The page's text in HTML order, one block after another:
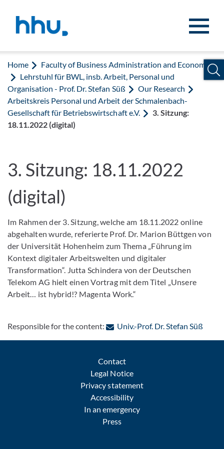
Home
Faculty of Business Administration and Economics
Lehrstuhl für BWL, insb. Arbeit, Personal und
Organisation - Prof. Dr. Stefan Süß
Our Research
Arbeitskreis Personal und Arbeit der Schmalenbach-
Gesellschaft für Betriebswirtschaft e.V.
3. Sitzung:
18.11.2022 (digital)
3. Sitzung: 18.11.2022
(digital)
Im Rahmen der 3. Sitzung, welche am 18.11.2022 online
abgehalten wurde, referierte Prof. Dr. Marion Büttgen von
der Universität Hohenheim zum Thema „Führung im
Kontext digitaler Arbeitswelten und digitaler
Transformation“. Jutta Schindera von der Deutschen
Telekom AG hielt einen Vortrag mit dem Titel „Unsere
Arbeit… ist hybrid!? Magenta Work.“
Responsible for the content: Univ.-Prof. Dr. Stefan Süß:
Contact
Legal Notice
Privacy statement
Accessibility
In an emergency
Press